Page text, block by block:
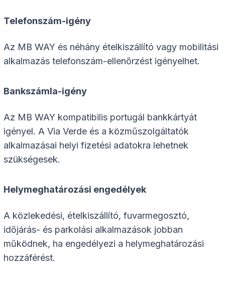
Telefonszám-igény
Az MB WAY és néhány ételkiszállító vagy mobilitási
alkalmazás telefonszám-ellenőrzést igényelhet.
Bankszámla-igény
Az MB WAY kompatibilis portugál bankkártyát
igényel. A Via Verde és a közműszolgáltatók
alkalmazásai helyi fizetési adatokra lehetnek
szükségesek.
Helymeghatározási engedélyek
A közlekedési, ételkiszállító, fuvarmegosztó,
időjárás- és parkolási alkalmazások jobban
működnek, ha engedélyezi a helymeghatározási
hozzáférést.